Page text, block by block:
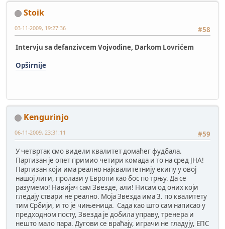
Stoik
#58
03-11-2009, 19:27:36
Intervju sa defanzivcem Vojvodine, Darkom Lovrićem
Opširnije
Kengurinjo
#59
06-11-2009, 23:31:11
У четвртак смо видели квалитет домаћег фудбала.
Партизан је опет примио четири комада и то на сред ЈНА!
Партизан који има реално најквалитетнију екипу у овој
нашој лиги, пролази у Европи као бос по трњу. Да се
разумемо! Навијач сам Звезде, али! Нисам од оних који
гледају ствари не реално. Моја Звезда има 3. по квалитету
тим Србији, и то је чињеница. Сада као што сам написао у
предходном посту, Звезда је добила управу, тренера и
нешто мало пара. Дугови се враћају, играчи не гладују, ЕПС